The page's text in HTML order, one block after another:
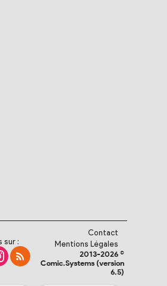
sur :
Contact
Mentions Légales
2013-2026 ©
Comic.Systems (version
6.5)